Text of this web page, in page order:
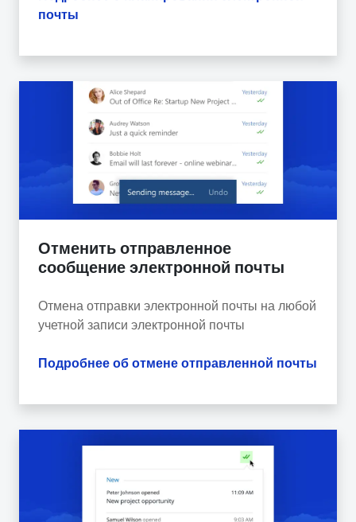
почты
Отменить отправленное
сообщение электронной почты
Отмена отправки электронной почты на любой
учетной записи электронной почты
Подробнее об отмене отправленной почты